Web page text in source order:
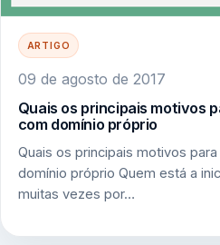
ARTIGO
09 de agosto de 2017
Quais os principais motivos
com domínio próprio
Quais os principais motivos
domínio próprio Quem está a
muitas vezes por…